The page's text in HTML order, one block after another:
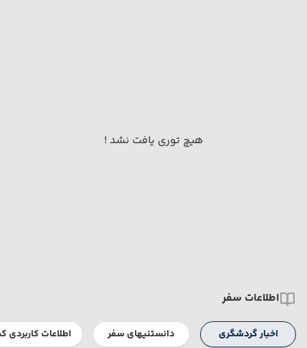
هیچ توری یافت نشد !
اطلاعات سفر
اخبار گردشگری دانستنیهای سفر اطلاعات کاربردی